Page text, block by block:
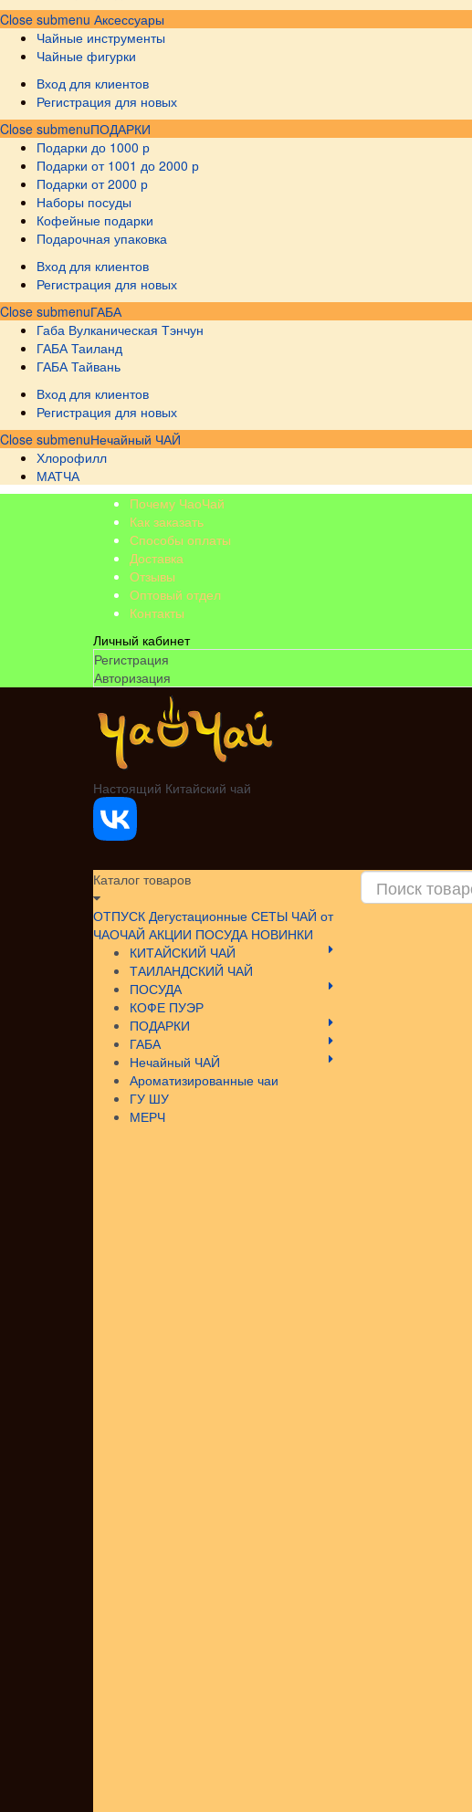
Close submenu Аксессуары
Чайные инструменты
Чайные фигурки
Вход для клиентов
Регистрация для новых
Close submenuПОДАРКИ
Подарки до 1000 р
Подарки от 1001 до 2000 р
Подарки от 2000 р
Наборы посуды
Кофейные подарки
Подарочная упаковка
Вход для клиентов
Регистрация для новых
Close submenuГАБА
Габа Вулканическая Тэнчун
ГАБА Таиланд
ГАБА Тайвань
Вход для клиентов
Регистрация для новых
Close submenuНечайный ЧАЙ
Хлорофилл
МАТЧА
Почему ЧаоЧай
Как заказать
Способы оплаты
Доставка
Отзывы
Оптовый отдел
Контакты
Личный кабинет
Регистрация
Авторизация
Настоящий Китайский чай
Каталог товаров
ОТПУСК Дегустационные СЕТЫ ЧАЙ от
ЧАОЧАЙ АКЦИИ ПОСУДА НОВИНКИ
КИТАЙСКИЙ ЧАЙ
ТАИЛАНДСКИЙ ЧАЙ
ПОСУДА
КОФЕ ПУЭР
ПОДАРКИ
ГАБА
Нечайный ЧАЙ
Ароматизированные чаи
ГУ ШУ
МЕРЧ